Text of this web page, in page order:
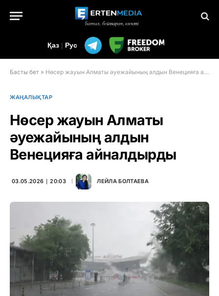
Қаз | Рус
Басты бет » Нөсер жауын Алматы әуежайының алдын Венецияға айналдырды
ЖАҢАЛЫҚТАР
Нөсер жауын Алматы
әуежайының алдын
Венецияға айналдырды
03.05.2026 ∣ 20:03 ЛЕЙЛА БОЛТАЕВА